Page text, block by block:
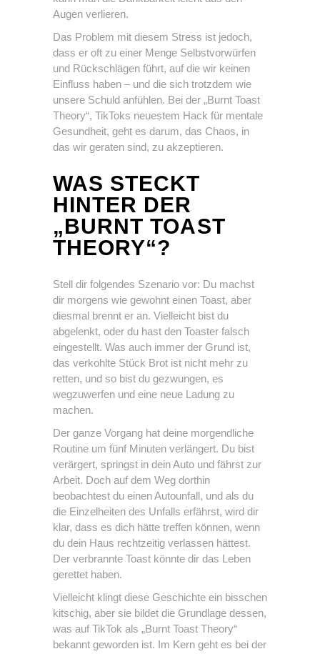
Augen verlieren.
Das Problem mit diesem Stress ist jedoch,
dass er oft zu einer Menge Selbstvorwürfen
und Rückschlägen führt, auf die wir keinen
Einfluss haben – und die sich trotzdem wie
unsere Schuld anfühlen. Bei der „Burnt Toast
Theory“, TikToks neuestem Hack für mentale
Gesundheit, geht es darum, das Chaos, in
das wir geraten sind, zu akzeptieren.
WAS STECKT
HINTER DER
„BURNT TOAST
THEORY“?
Stell dir folgendes Szenario vor: Du machst
dir morgens wie gewohnt einen Toast, aber
diesmal brennt er an. Vielleicht bist du
abgelenkt, oder du hast den Toaster falsch
eingestellt. Was auch immer der Grund ist,
das verkohlte Stück Brot ist nicht mehr zu
retten, und so bist du gezwungen, es
wegzuwerfen und eine neue Ladung zu
machen.
Der ganze Vorgang hat deine morgendliche
Routine um fünf Minuten verlängert. Du bist
verärgert, springst in dein Auto und fährst zur
Arbeit. Doch auf dem Weg dorthin
beobachtest du einen Autounfall, und als du
die Einzelheiten des Unfalls erfährst, wird dir
klar, dass es dich hätte treffen können, wenn
du dein Haus rechtzeitig verlassen hättest.
Der verbrannte Toast könnte dir das Leben
gerettet haben.
Vielleicht klingt diese Geschichte ein bisschen
kitschig, aber sie bildet die Grundlage dessen,
was auf TikTok als „Burnt Toast Theory“
bekannt geworden ist. Im Kern geht es bei der